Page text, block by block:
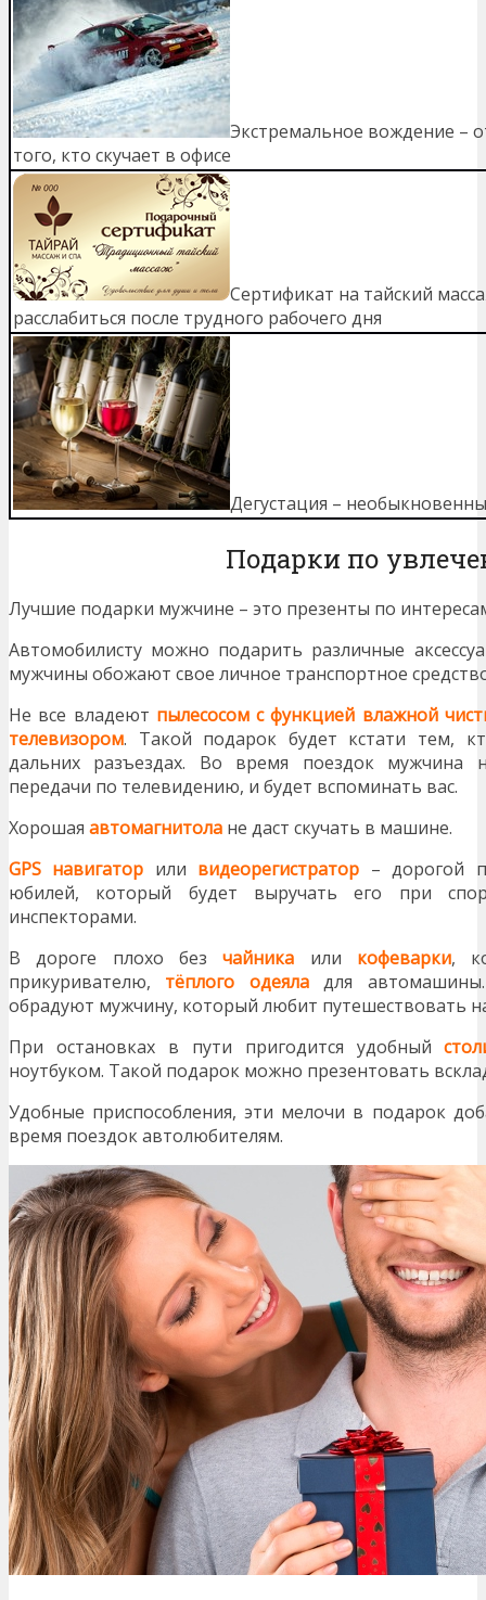
Экстремальное вождение –
того, кто скучает в офисе
Сертификат на тайский
расслабиться после трудного рабочего дня
Дегустация –
Подарки по
Лучшие подарки мужчине – это презенты по
Автомобилисту можно подарить различные
мужчины обожают свое личное транспортное
Не все владеют пылесосом с функцией влажной
телевизором. Такой подарок будет кстати тем,
дальних разъездах. Во время поездок мужчина
передачи по телевидению, и будет вспоминать вас.
Хорошая автомагнитола не даст скучать в машине.
GPS навигатор или видеорегистратор – дорогой
юбилей, который будет выручать его при
инспекторами.
В дороге плохо безчайника или кофеварки,
прикуривателю, тёплого одеяладля автомашины.
обрадуют мужчину, который любит путешествовать
При остановках в пути пригодится удобный
ноутбуком. Такой подарок можно презентовать
Удобные приспособления, эти мелочи в подарок
время поездок автолюбителям.